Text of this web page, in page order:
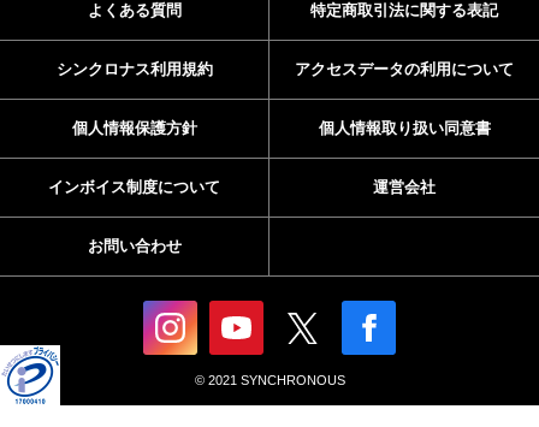
よくある質問 特定商取引法に関する表記
シンクロナス利用規約 アクセスデータの利用について
個人情報保護方針 個人情報取り扱い同意書
インボイス制度について 運営会社
お問い合わせ
© 2021 SYNCHRONOUS